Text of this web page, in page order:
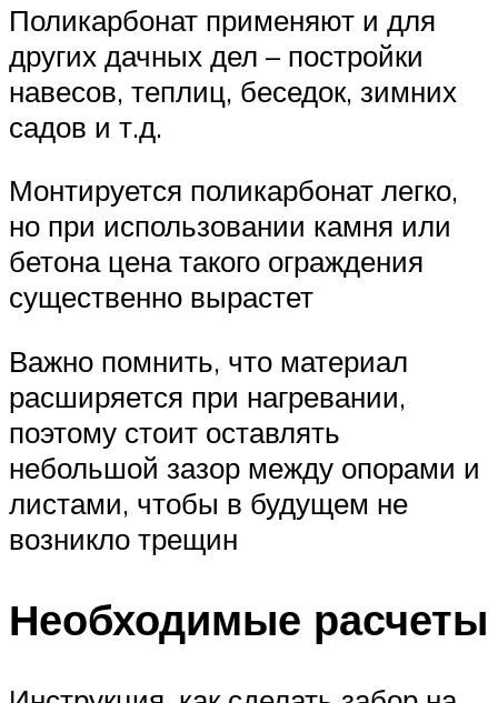
Поликарбонат применяют и для
других дачных дел – постройки
навесов, теплиц, беседок, зимних
садов и т.д.
Монтируется поликарбонат легко,
но при использовании камня или
бетона цена такого ограждения
существенно вырастет
Важно помнить, что материал
расширяется при нагревании,
поэтому стоит оставлять
небольшой зазор между опорами и
листами, чтобы в будущем не
возникло трещин
Необходимые расчеты